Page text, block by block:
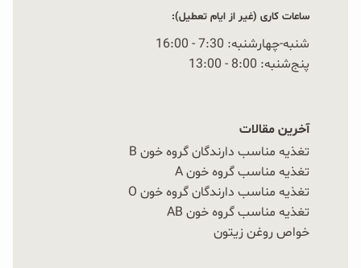
ساعات کاری (غیر از ایام تعطیل):
شنبه-چهارشنبه: 7:30 - 16:00
پنج‌شنبه: 8:00 - 13:00
آخرین مقالات
تغذیه مناسب دارندگان گروه خون B
تغذیه مناسب گروه خون A
تغذیه مناسب دارندگان گروه خون O
تغذیه مناسب گروه خون AB
خواص روغن زیتون